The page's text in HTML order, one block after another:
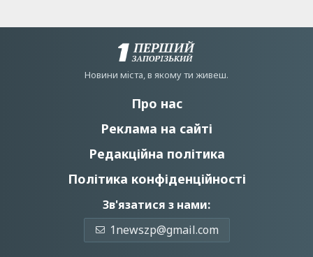
Новини мiста, в якому ти живеш.
Про нас
Реклама на сайті
Редакційна політика
Політика конфіденційності
Зв'язатися з нами:
1newszp@gmail.com